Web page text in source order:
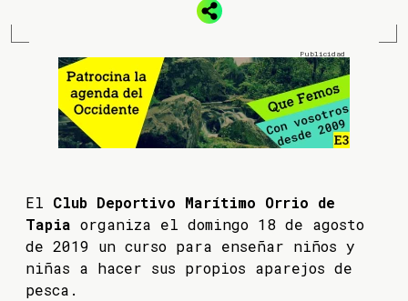
El Club Deportivo Marítimo Orrio de
Tapia organiza el domingo 18 de agosto
de 2019 un curso para enseñar niños y
niñas a hacer sus propios aparejos de
pesca.